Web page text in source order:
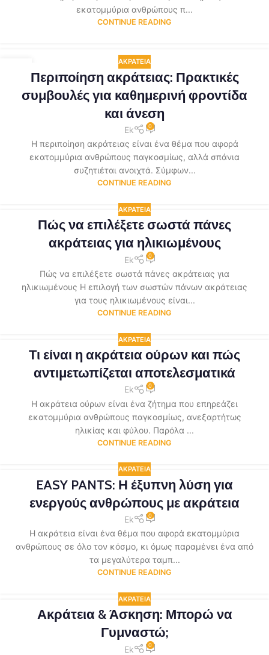
εκατομμύρια ανθρώπους π...
CONTINUE READING
ΑΚΡΆΤΕΙΑ
Περιποίηση ακράτειας: Πρακτικές
συμβουλές για καθημερινή φροντίδα
και άνεση
Ek 0
Η περιποίηση ακράτειας είναι ένα θέμα που αφορά
εκατομμύρια ανθρώπους παγκοσμίως, αλλά σπάνια
συζητιέται ανοιχτά. Σύμφων...
CONTINUE READING
ΑΚΡΆΤΕΙΑ
Πώς να επιλέξετε σωστά πάνες
ακράτειας για ηλικιωμένους
Ek 0
Πώς να επιλέξετε σωστά πάνες ακράτειας για
ηλικιωμένους Η επιλογή των σωστών πάνων ακράτειας
για τους ηλικιωμένους είναι...
CONTINUE READING
ΑΚΡΆΤΕΙΑ
Τι είναι η ακράτεια ούρων και πώς
αντιμετωπίζεται αποτελεσματικά
Ek 0
Η ακράτεια ούρων είναι ένα ζήτημα που επηρεάζει
εκατομμύρια ανθρώπους παγκοσμίως, ανεξαρτήτως
ηλικίας και φύλου. Παρόλα ...
CONTINUE READING
ΑΚΡΆΤΕΙΑ
EASY PANTS: Η έξυπνη λύση για
ενεργούς ανθρώπους με ακράτεια
Ek 0
Η ακράτεια είναι ένα θέμα που αφορά εκατομμύρια
ανθρώπους σε όλο τον κόσμο, κι όμως παραμένει ένα από
τα μεγαλύτερα ταμπ...
CONTINUE READING
ΑΚΡΆΤΕΙΑ
Ακράτεια & Άσκηση: Μπορώ να
Γυμναστώ;
Ek 0